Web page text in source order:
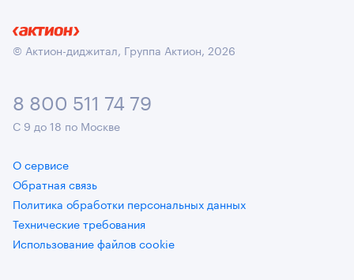
© Актион-диджитал, Группа Актион, 2026
8 800 511 74 79
С 9 до 18 по Москве
О сервисе
Обратная связь
Политика обработки персональных данных
Технические требования
Использование файлов cookie